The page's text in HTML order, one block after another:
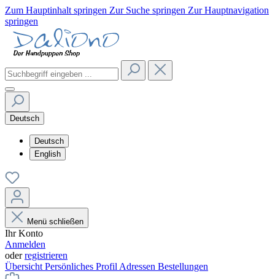
Zum Hauptinhalt springen Zur Suche springen Zur Hauptnavigation
springen
Deutsch
Deutsch
English
Menü schließen
Ihr Konto
Anmelden
oderregistrieren
Übersicht Persönliches Profil Adressen Bestellungen